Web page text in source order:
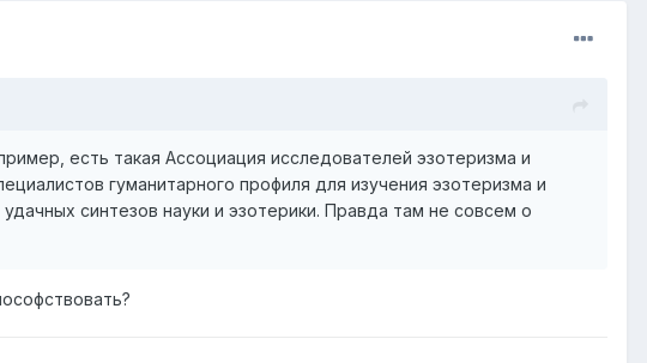
есть такая Ассоциация исследователей эзотеризма и
гуманитарного профиля для изучения эзотеризма и
синтезов науки и эзотерики. Правда там не совсем о